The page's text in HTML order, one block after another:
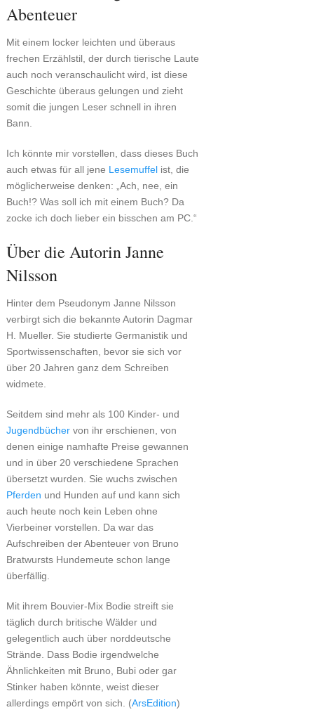
Abenteuer
Mit einem locker leichten und überaus
frechen Erzählstil, der durch tierische Laute
auch noch veranschaulicht wird, ist diese
Geschichte überaus gelungen und zieht
somit die jungen Leser schnell in ihren
Bann.
Ich könnte mir vorstellen, dass dieses Buch
auch etwas für all jene Lesemuffelist, die
möglicherweise denken: „Ach, nee, ein
Buch!? Was soll ich mit einem Buch? Da
zocke ich doch lieber ein bisschen am PC.“
Über die Autorin Janne
Nilsson
Hinter dem Pseudonym Janne Nilsson
verbirgt sich die bekannte Autorin Dagmar
H. Mueller. Sie studierte Germanistik und
Sportwissenschaften, bevor sie sich vor
über 20 Jahren ganz dem Schreiben
widmete.
Seitdem sind mehr als 100 Kinder- und
Jugendbüchervon ihr erschienen, von
denen einige namhafte Preise gewannen
und in über 20 verschiedene Sprachen
übersetzt wurden. Sie wuchs zwischen
Pferden und Hunden auf und kann sich
auch heute noch kein Leben ohne
Vierbeiner vorstellen. Da war das
Aufschreiben der Abenteuer von Bruno
Bratwursts Hundemeute schon lange
überfällig.
Mit ihrem Bouvier-Mix Bodie streift sie
täglich durch britische Wälder und
gelegentlich auch über norddeutsche
Strände. Dass Bodie irgendwelche
Ähnlichkeiten mit Bruno, Bubi oder gar
Stinker haben könnte, weist dieser
allerdings empört von sich. (ArsEdition)